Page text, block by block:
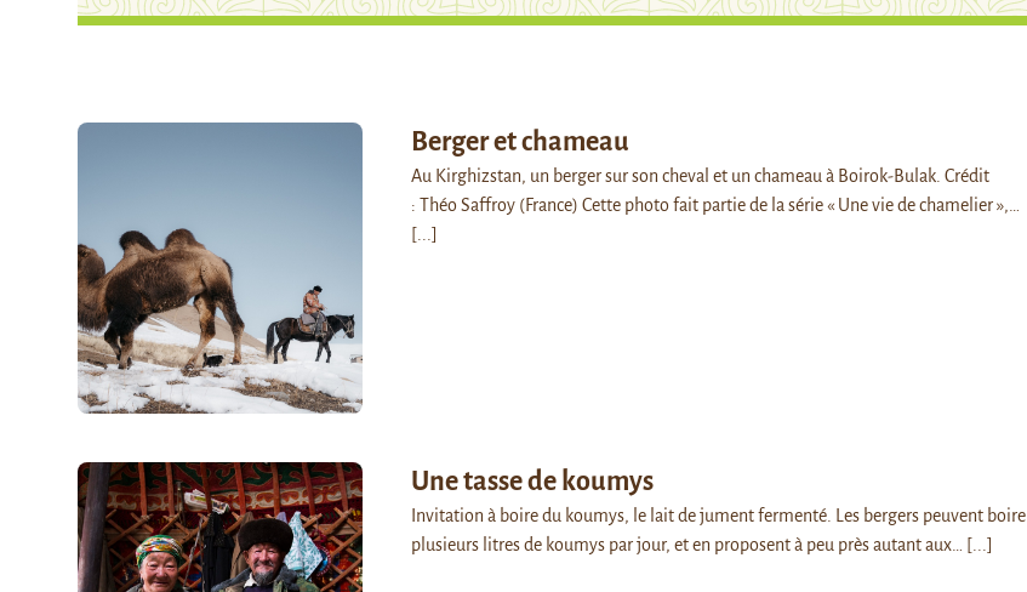
Berger et chameau
Au Kirghizstan, un berger sur son cheval et un chameau à Boirok-Bulak. Crédit
: Théo Saffroy (France) Cette photo fait partie de la série « Une vie de chamelier »,…
[...]
Une tasse de koumys
Invitation à boire du koumys, le lait de jument fermenté. Les bergers peuvent boire
plusieurs litres de koumys par jour, et en proposent à peu près autant aux…
[...]